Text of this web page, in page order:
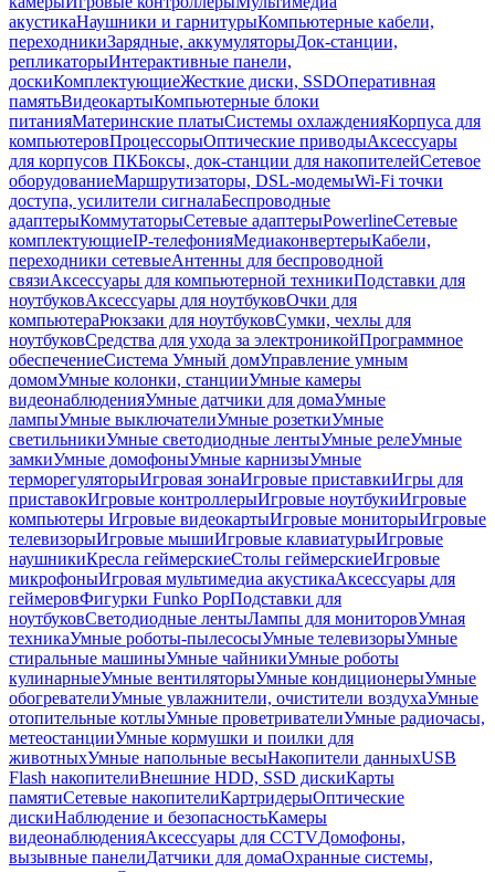
акустикаНаушники и гарнитурыКомпьютерные кабели,
переходникиЗарядные, аккумуляторыДок-станции,
репликаторыИнтерактивные панели,
доскиКомплектующиеЖесткие диски, SSDОперативная
памятьВидеокартыКомпьютерные блоки
питанияМатеринские платыСистемы охлажденияКорпуса для
компьютеровПроцессорыОптические приводыАксессуары
для корпусов ПКБоксы, док-станции для накопителейСетевое
оборудованиеМаршрутизаторы, DSL-модемыWi-Fi точки
доступа, усилители сигналаБеспроводные
адаптерыКоммутаторыСетевые адаптерыPowerlineСетевые
комплектующиеIP-телефонияМедиаконвертерыКабели,
переходники сетевыеАнтенны для беспроводной
связиАксессуары для компьютерной техникиПодставки для
ноутбуковАксессуары для ноутбуковОчки для
компьютераРюкзаки для ноутбуковСумки, чехлы для
ноутбуковСредства для ухода за электроникойПрограммное
обеспечениеСистема Умный домУправление умным
домомУмные колонки, станцииУмные камеры
видеонаблюденияУмные датчики для домаУмные
лампыУмные выключателиУмные розеткиУмные
светильникиУмные светодиодные лентыУмные релеУмные
замкиУмные домофоныУмные карнизыУмные
терморегуляторыИгровая зонаИгровые приставкиИгры для
приставокИгровые контроллерыИгровые ноутбукиИгровые
компьютеры Игровые видеокартыИгровые мониторыИгровые
телевизорыИгровые мышиИгровые клавиатурыИгровые
наушникиКресла геймерскиеСтолы геймерскиеИгровые
микрофоныИгровая мультимедиа акустикаАксессуары для
геймеровФигурки Funko PopПодставки для
ноутбуковСветодиодные лентыЛампы для мониторовУмная
техникаУмные роботы-пылесосыУмные телевизорыУмные
стиральные машиныУмные чайникиУмные роботы
кулинарныеУмные вентиляторыУмные кондиционерыУмные
обогревателиУмные увлажнители, очистители воздухаУмные
отопительные котлыУмные проветривателиУмные радиочасы,
метеостанцииУмные кормушки и поилки для
животныхУмные напольные весыНакопители данныхUSB
Flash накопителиВнешние HDD, SSD дискиКарты
памятиСетевые накопителиКартридерыОптические
дискиНаблюдение и безопасностьКамеры
видеонаблюденияАксессуары для CCTVДомофоны,
вызывные панелиДатчики для домаОхранные системы,